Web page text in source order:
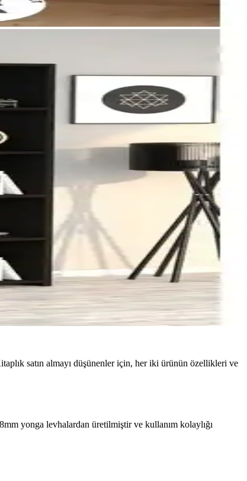
satın almayı düşünenler için, her iki ürünün özellikleri ve
yonga levhalardan üretilmiştir ve kullanım kolaylığı